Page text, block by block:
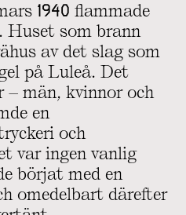
1940 flammade
Huset som brann
av det slag som
på Luleå. Det
– män, kvinnor och
en
och
var ingen vanlig
börjat med en
omedelbart därefter